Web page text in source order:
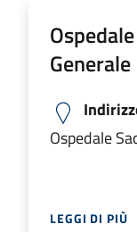
Generale
Ospedale
LEGGI DI PIÙ